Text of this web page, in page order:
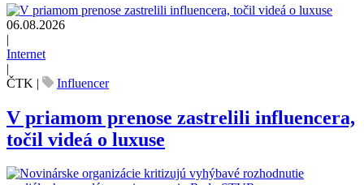
06.08.2026
|
Internet
|
ČTK | Influencer
V priamom prenose zastrelili influencera,
točil videá o luxuse